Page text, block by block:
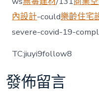
內設計-could樂齡住宅
severe-covid-19-
TC:jiuyi9follow8
發佈留言